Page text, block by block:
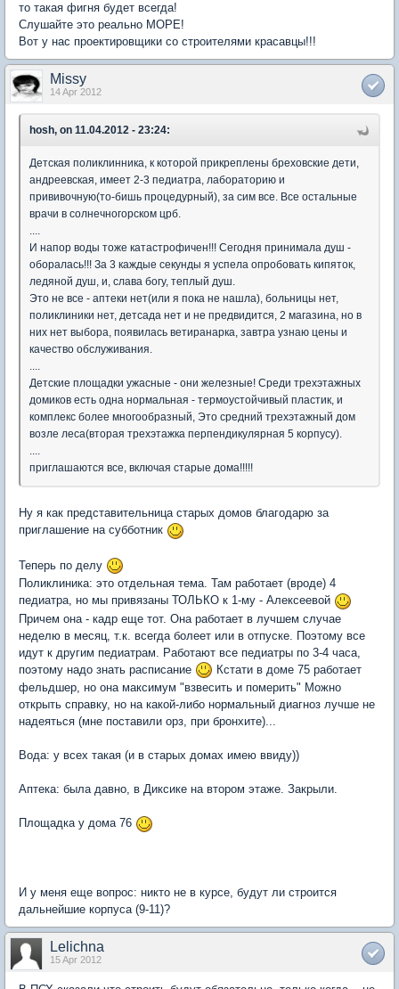
то такая фигня будет всегда!
Слушайте это реально МОРЕ!
Вот у нас проектировщики со строителями красавцы!!!
Missy
14 Apr 2012
hosh, on 11.04.2012 - 23:24:
Детская поликлинника, к которой прикреплены бреховские дети,
андреевская, имеет 2-3 педиатра, лабораторию и
прививочную(то-бишь процедурный), за сим все. Все остальные
врачи в солнечногорском црб.
....
И напор воды тоже катастрофичен!!! Сегодня принимала душ -
оборалась!!! За 3 каждые секунды я успела опробовать кипяток,
ледяной душ, и, слава богу, теплый душ.
Это не все - аптеки нет(или я пока не нашла), больницы нет,
поликлиники нет, детсада нет и не предвидится, 2 магазина, но в
них нет выбора, появилась ветиранарка, завтра узнаю цены и
качество обслуживания.
....
Детские площадки ужасные - они железные! Среди трехэтажных
домиков есть одна нормальная - термоустойчивый пластик, и
комплекс более многообразный, Это средний трехэтажный дом
возле леса(вторая трехэтажка перпендикулярная 5 корпусу).
....
приглашаются все, включая старые дома!!!!!
Ну я как представительница старых домов благодарю за
приглашение на субботник
Теперь по делу
Поликлиника: это отдельная тема. Там работает (вроде) 4
педиатра, но мы привязаны ТОЛЬКО к 1-му - Алексеевой
Причем она - кадр еще тот. Она работает в лучшем случае
неделю в месяц, т.к. всегда болеет или в отпуске. Поэтому все
идут к другим педиатрам. Работают все педиатры по 3-4 часа,
поэтому надо знать расписание
Кстати в доме 75 работает
фельдшер, но она максимум "взвесить и померить" Можно
открыть справку, но на какой-либо нормальный диагноз лучше не
надеяться (мне поставили орз, при бронхите)...
Вода: у всех такая (и в старых домах имею ввиду))
Аптека: была давно, в Диксике на втором этаже. Закрыли.
Площадка у дома 76
И у меня еще вопрос: никто не в курсе, будут ли строится
дальнейшие корпуса (9-11)?
Lelichna
15 Apr 2012